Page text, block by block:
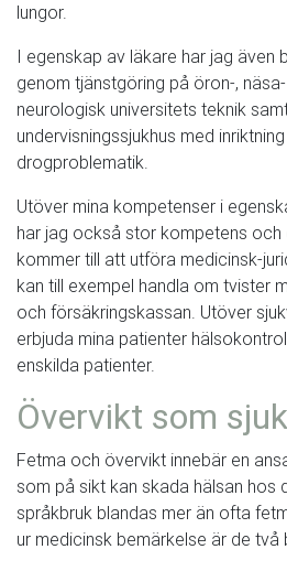
lungor.
I egenskap av läkare har jag även
genom tjänstgöring på öron-,
neurologisk universitets teknik
undervisningssjukhus med
drogproblematik.
Utöver mina kompetenser i
har jag också stor kompetens och
kommer till att utföra medicinsk-
kan till exempel handla om tvister
och försäkringskassan. Utöver
erbjuda mina patienter
enskilda patienter.
Övervikt som
Fetma och övervikt innebär en
som på sikt kan skada hälsan hos
språkbruk blandas mer än ofta
ur medicinsk bemärkelse är de två